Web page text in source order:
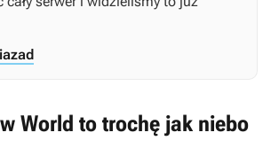
World to trochę jak niebo